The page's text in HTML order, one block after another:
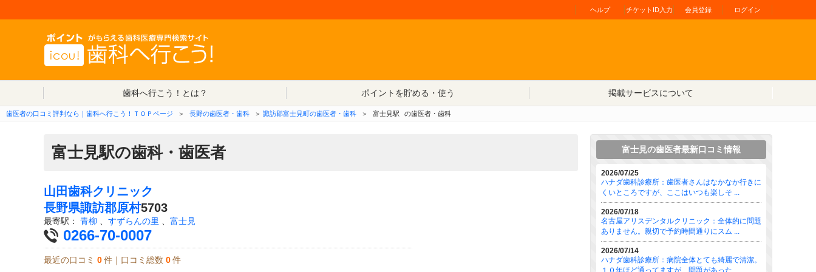
ヘルプ チケットID入力 会員登録 ログイン
歯科へ行こう！とは？
ポイントを貯める・使う 掲載サービスについて
歯医者の口コミ評判なら｜歯科へ行こう！ＴＯＰページ ＞ 長野の歯医者・歯科 ＞ 諏訪郡富士見町の歯医者・歯科 ＞ 富士見駅 の歯医者・歯科
富士見駅の歯科・歯医者
山田歯科クリニック
長野県諏訪郡原村5703
最寄駅： 青柳 すずらんの里 富士見
0266-70-0007
最近の口コミ 0 件｜口コミ総数 0 件
富士見の歯医者最新口コミ情報
2026/07/25
ハナダ歯科診療所：歯医者さんはなかなか行きに
くいところですが、ここはいつも楽しそ ...
2026/07/18
名古屋アリスデンタルクリニック：全体的に問題
ありません。親切で予約時間通りにスム ...
2026/07/14
ハナダ歯科診療所：病院全体とても綺麗で清潔。